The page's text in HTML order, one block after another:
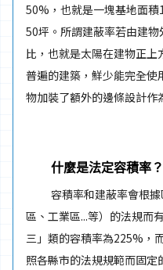
50%，也就是一塊基地面
50坪。所謂建蔽率若由建
比，也就是太陽在建物正
普遍的建築，鮮少能完全使
物加裝了額外的邊條設計作
什麼是法定容積率？
容積率和建蔽率會根
區、工業區...等）的法規而
三」類的容積率為225%，
照各縣市的法規規範而固定